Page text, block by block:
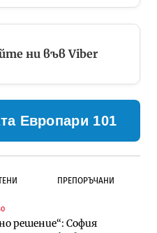
ни във Viber
Европари 101
ПРЕПОРЪЧАНИ
решение“: София
избра
на тунела под